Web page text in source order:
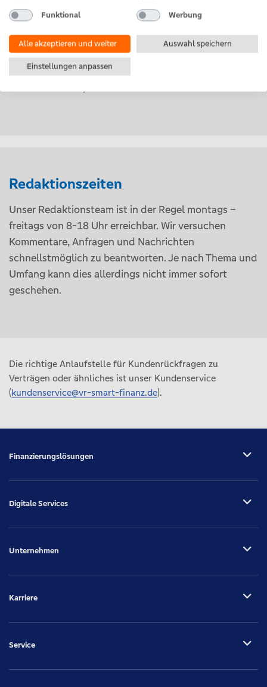
prüfen und zu melden, zu löschen oder auszublenden,
wenn wir sie als grobe Verstöße einwerten. Dazu
zählen rassistische, sexistische, diskriminierende,
beleidigende oder falsche Aussagen ohne
Wahrheitsgehalt und solche, die gegen Urheber-,
Redaktionszeiten
Unser Redaktionsteam ist in der Regel montags –
freitags von 8-18 Uhr erreichbar. Wir versuchen
Kommentare, Anfragen und Nachrichten
schnellstmöglich zu beantworten. Je nach Thema und
Umfang kann dies allerdings nicht immer sofort
geschehen.
Die richtige Anlaufstelle für Kundenrückfragen zu
Verträgen oder ähnliches ist unser Kundenservice
(kundenservice@vr-smart-finanz.de).
Finanzierungslösungen
Digitale Services
Unternehmen
Karriere
Service
Funktional Werbung
Alle akzeptieren und weiter Auswahl speichern
Einstellungen anpassen